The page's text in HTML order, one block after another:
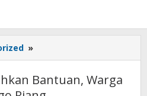
»
Datang
Bantuan,
Bantuan, Warga